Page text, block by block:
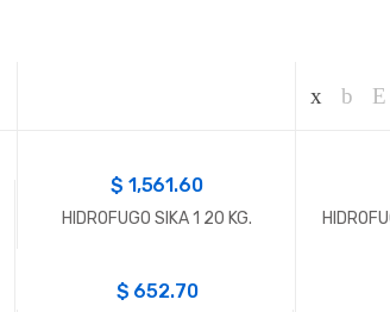
$ 1,561.60
HIDROFUGO SIKA 1 20 KG.
$ 652.70